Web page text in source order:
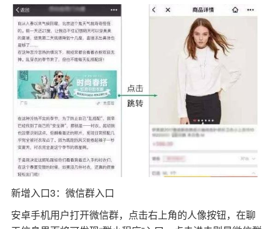
新增入口3：微信群入口
安卓手机用户打开微信群，点击右上角的人像按钮，在聊